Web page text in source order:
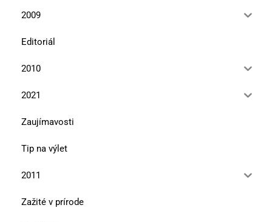
2009
Editoriál
2010
2021
Zaujímavosti
Tip na výlet
2011
Zažité v prírode